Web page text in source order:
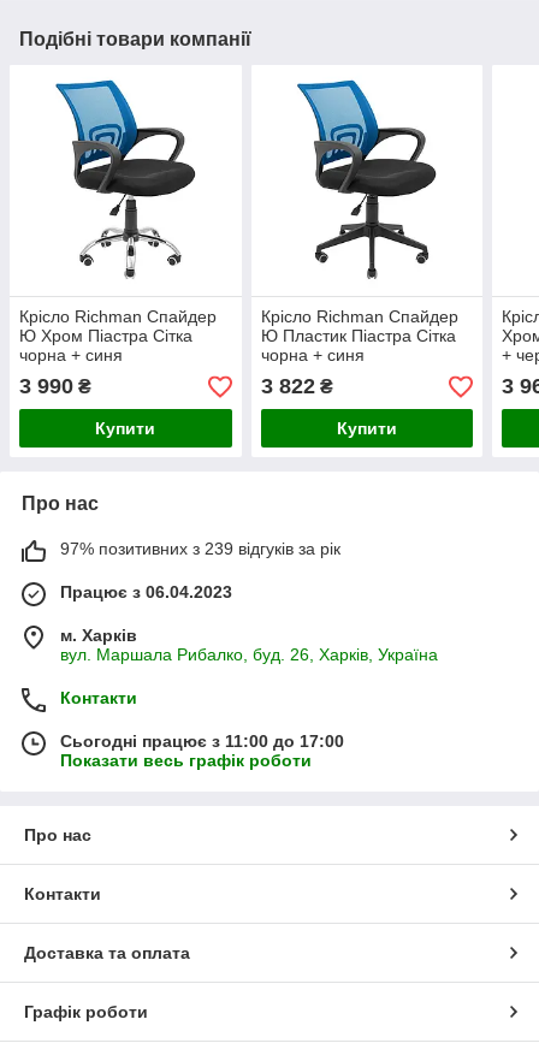
Подібні товари компанії
Крісло Richman Спайдер
Ю Хром Піастра Сітка
чорна + синя
3 990 ₴
Купити
Крісло Richman Спайдер
Ю Пластик Піастра Сітка
чорна + синя
3 822₴
Купити
+
3
Про нас
97% позитивних з 239 відгуків за рік
Працює з 06.04.2023
м. Харків
вул. Маршала Рибалко, буд. 26, Харків, Україна
Контакти
Сьогодні працює з 11:00 до 17:00
Показати весь графік роботи
Про нас
Контакти
Доставка та оплата
Графік роботи